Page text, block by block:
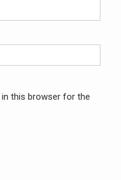
in this browser for the